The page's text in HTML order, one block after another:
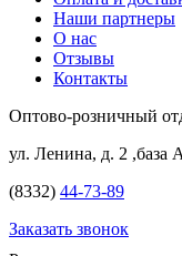
Наши партнеры
О нас
Отзывы
Контакты
Оптово-розничный
ул. Ленина, д. 2
(8332) 44-73-89
Заказать звонок